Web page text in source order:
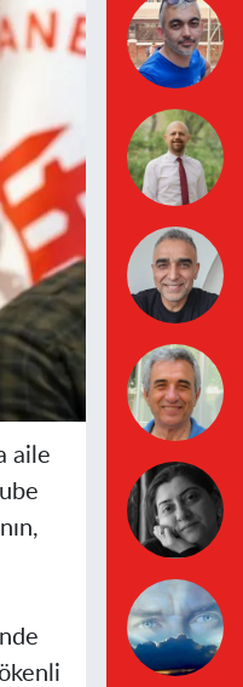
aile